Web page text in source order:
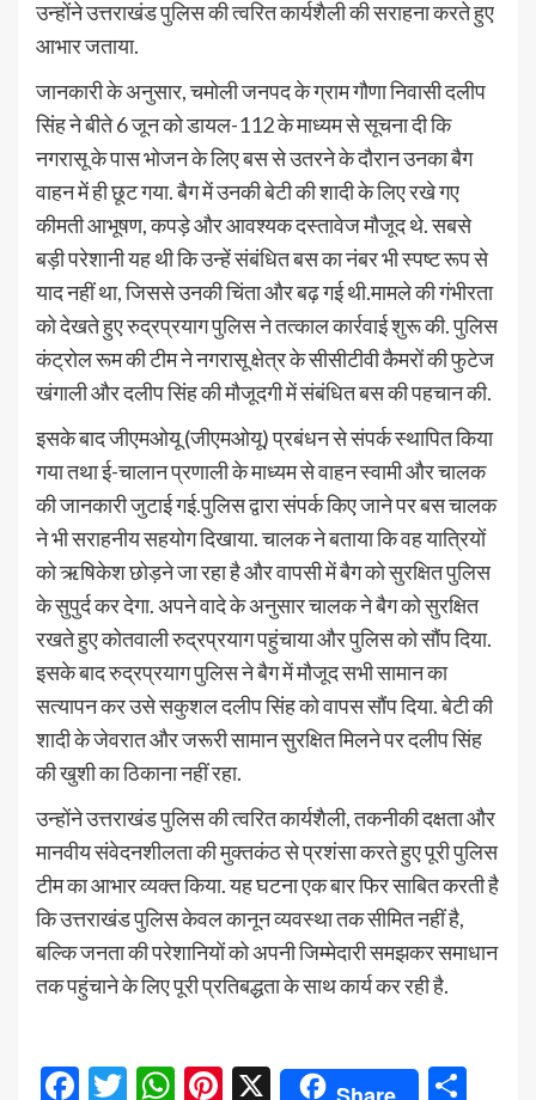
उन्होंने उत्तराखंड पुलिस की त्वरित कार्यशैली की सराहना करते हुए
आभार जताया.
जानकारी के अनुसार, चमोली जनपद के ग्राम गौणा निवासी दलीप
सिंह ने बीते 6 जून को डायल-112 के माध्यम से सूचना दी कि
नगरासू के पास भोजन के लिए बस से उतरने के दौरान उनका बैग
वाहन में ही छूट गया. बैग में उनकी बेटी की शादी के लिए रखे गए
कीमती आभूषण, कपड़े और आवश्यक दस्तावेज मौजूद थे. सबसे
बड़ी परेशानी यह थी कि उन्हें संबंधित बस का नंबर भी स्पष्ट रूप से
याद नहीं था, जिससे उनकी चिंता और बढ़ गई थी.मामले की गंभीरता
को देखते हुए रुद्रप्रयाग पुलिस ने तत्काल कार्रवाई शुरू की. पुलिस
कंट्रोल रूम की टीम ने नगरासू क्षेत्र के सीसीटीवी कैमरों की फुटेज
खंगाली और दलीप सिंह की मौजूदगी में संबंधित बस की पहचान की.
इसके बाद जीएमओयू (जीएमओयू) प्रबंधन से संपर्क स्थापित किया
गया तथा ई-चालान प्रणाली के माध्यम से वाहन स्वामी और चालक
की जानकारी जुटाई गई.पुलिस द्वारा संपर्क किए जाने पर बस चालक
ने भी सराहनीय सहयोग दिखाया. चालक ने बताया कि वह यात्रियों
को ऋषिकेश छोड़ने जा रहा है और वापसी में बैग को सुरक्षित पुलिस
के सुपुर्द कर देगा. अपने वादे के अनुसार चालक ने बैग को सुरक्षित
रखते हुए कोतवाली रुद्रप्रयाग पहुंचाया और पुलिस को सौंप दिया.
इसके बाद रुद्रप्रयाग पुलिस ने बैग में मौजूद सभी सामान का
सत्यापन कर उसे सकुशल दलीप सिंह को वापस सौंप दिया. बेटी की
शादी के जेवरात और जरूरी सामान सुरक्षित मिलने पर दलीप सिंह
की खुशी का ठिकाना नहीं रहा.
उन्होंने उत्तराखंड पुलिस की त्वरित कार्यशैली, तकनीकी दक्षता और
मानवीय संवेदनशीलता की मुक्तकंठ से प्रशंसा करते हुए पूरी पुलिस
टीम का आभार व्यक्त किया. यह घटना एक बार फिर साबित करती है
कि उत्तराखंड पुलिस केवल कानून व्यवस्था तक सीमित नहीं है,
बल्कि जनता की परेशानियों को अपनी जिम्मेदारी समझकर समाधान
तक पहुंचाने के लिए पूरी प्रतिबद्धता के साथ कार्य कर रही है.
Facebook
Twitter
WhatsApp
Pinterest
X